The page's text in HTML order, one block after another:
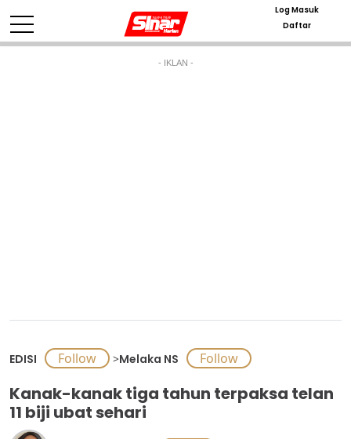
Log Masuk
Daftar
- IKLAN -
EDISI >Melaka NS
Kanak-kanak tiga tahun terpaksa telan
11 biji ubat sehari